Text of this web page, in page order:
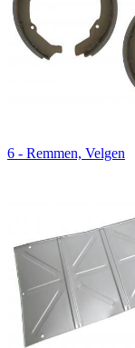
6 - Remmen, Velgen